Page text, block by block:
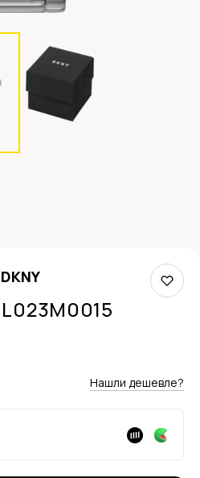
DKNY
Нашли дешевле?